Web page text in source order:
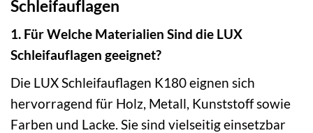
Schleifauflagen
1. Für Welche Materialien Sind die LUX
Schleifauflagen geeignet?
Die LUX Schleifauflagen K180 eignen sich
hervorragend für Holz, Metall, Kunststoff sowie
Farben und Lacke. Sie sind vielseitig einsetzbar